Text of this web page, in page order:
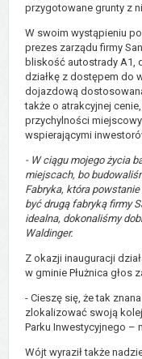
przygotowane grunty z
W swoim wystąpieniu
prezes zarządu firmy
bliskość autostrady A1,
działkę z dostępem do
dojazdową
także o atrakcyjnej
przychylności
wspierającymi
- W ciągu mojego życia
miejscach, bo
Fabryka, która
być drugą fabryką firmy
idealna, dokonaliśmy
Waldinger.
Z okazji inauguracji
w gminie Płużnica głos
- Cieszę się, że tak
zlokalizować swoją
Parku Inwestycyjnego –
Wójt wyraził także